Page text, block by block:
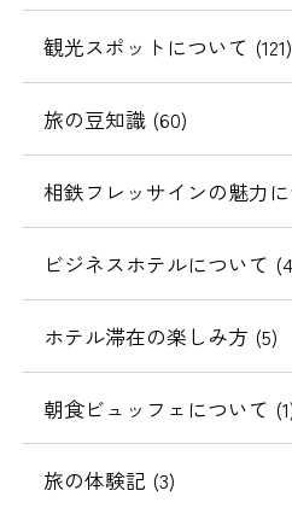
観光スポットについて (121)
旅の豆知識 (60)
相鉄フレッサインの魅力
ビジネスホテルについて
ホテル滞在の楽しみ方 (5)
朝食ビュッフェについて
旅の体験記 (3)